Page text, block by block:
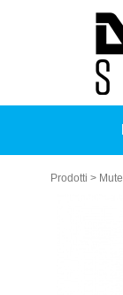
Prodotti > Mute